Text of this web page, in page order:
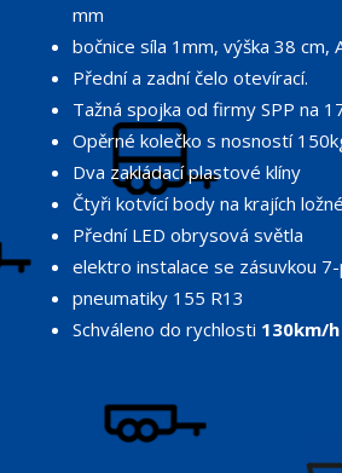
mm
bočnice síla 1mm, výška 38 cm,
Přední a zadní čelo otevírací.
Tažná spojka od firmy SPP na
Opěrné kolečko s nosností
Dva zakládací plastové klíny
Čtyři kotvící body na krajích
Přední LED obrysová světla
elektro instalace se zásuvkou 7-
pneumatiky 155 R13
Schváleno do rychlosti 130km/h